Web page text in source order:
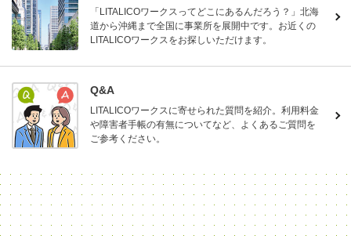
「LITALICOワークスってどこにあるんだろう？」北海
道から沖縄まで全国に事業所を展開中です。お近くの
LITALICOワークスをお探しいただけます。
Q&A
LITALICOワークスに寄せられた質問を紹介。利用料金
や障害者手帳の有無についてなど、よくあるご質問を
ご参考ください。